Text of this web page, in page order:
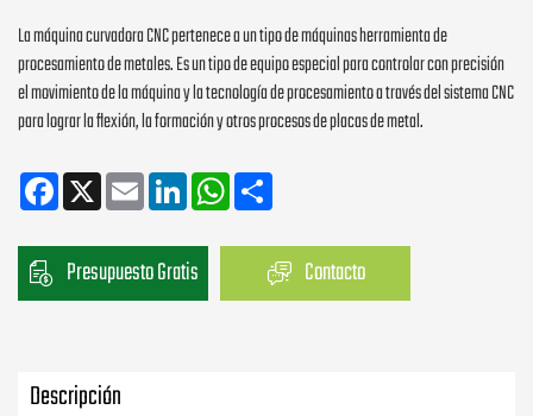
La máquina curvadora CNC pertenece a un tipo de máquinas herramienta de
procesamiento de metales. Es un tipo de equipo especial para controlar con precisión
el movimiento de la máquina y la tecnología de procesamiento a través del sistema CNC
para lograr la flexión, la formación y otros procesos de placas de metal.
Facebook
X Email LinkedInWhatsApp
Presupuesto Gratis Contacto
Descripción